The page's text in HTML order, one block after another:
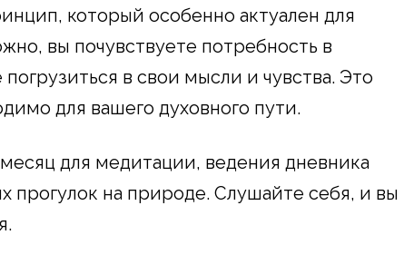
который особенно актуален для
вы почувствуете потребность в
в свои мысли и чувства. Это
для вашего духовного пути.
для медитации, ведения дневника
прогулок на природе. Слушайте себя, и вы